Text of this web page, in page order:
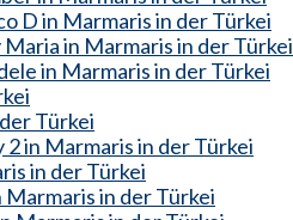
D in Marmaris in der Türkei
in Marmaris in der Türkei
in Marmaris in der Türkei
Türkei
in Marmaris in der Türkei
in der Türkei
Marmaris in der Türkei